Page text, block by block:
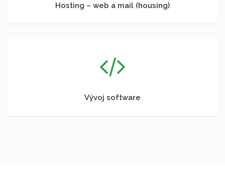
Hosting – web a mail (housing)
Vývoj software